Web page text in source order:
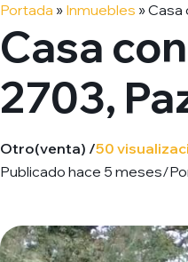
Portada » Inmuebles »Сasa
Сasa
2703,
Otro(venta) /50
Publicado hace 5 meses/